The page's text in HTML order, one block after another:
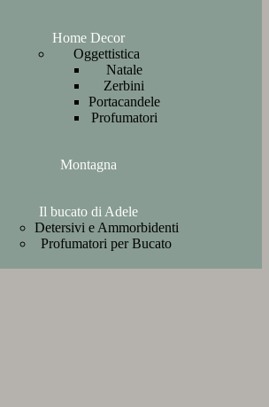
Home Decor
Oggettistica
Natale
Zerbini
Portacandele
Profumatori
Montagna
Il bucato di Adele
Detersivi e Ammorbidenti
Profumatori per Bucato